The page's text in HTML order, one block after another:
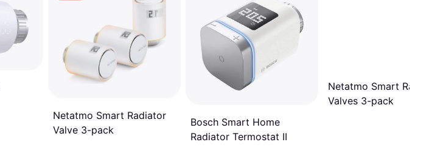
Netatmo Smart Radiator
Valve 3-pack
Bosch Smart Home
Radiator Termostat II
Netatmo Smart
Valves 3-pack